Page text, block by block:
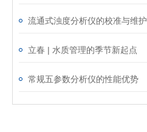
流通式浊度分析仪的校准与维护
立春 | 水质管理的季节新起点
常规五参数分析仪的性能优势